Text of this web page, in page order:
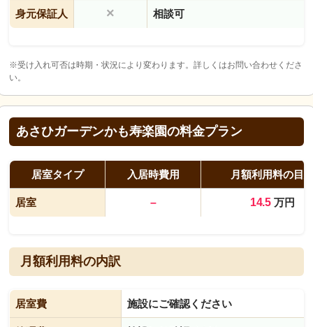
身元保証人 × 相談可
※受け入れ可否は時期・状況により変わります。詳しくはお問い合わせくださ
い。
あさひガーデンかも寿楽園の料金プラン
居室タイプ 入居時費用 月額利用料の目
居室 – 14.5万円
月額利用料の内訳
居室費 施設にご確認ください